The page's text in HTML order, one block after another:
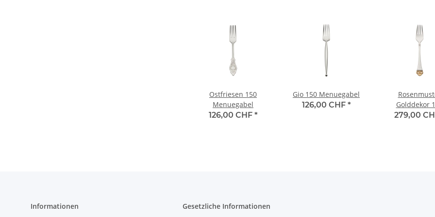
Ostfriesen 150
Menuegabel
126,00 CHF *
Gio 150 Menuegabel
126,00 CHF *
Golddekor
279,00
Informationen Gesetzliche Informationen